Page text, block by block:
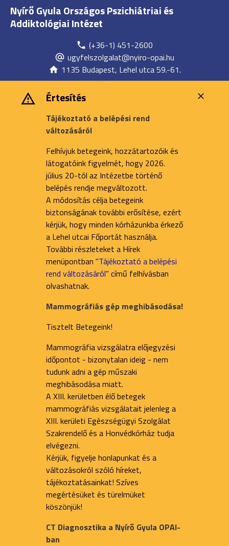
Nyírő Gyula Országos Pszichiátriai és
Addiktológiai Intézet
(+36-1) 451-2600
ugyfelszolgalat@nyiro-opai.hu
1135 Budapest, Lehel utca 59.-61.
Értesítés
Tájékoztató a belépési rend
változásáról
Felhívjuk betegeink, hozzátartozóik és
látogatóink figyelmét, hogy 2026.
július 20-tól az Intézetbe történő
belépés rendje megváltozott.
A módosítás célja betegeink
biztonságának további erősítése, ezért
kérjük, hogy minden kórházunkba érkező
a Lehel utcai Főportát használja.
További részleteket a Hírek
menüpontban "Tájékoztató a belépési
rend változásáról" című felhívásban
olvashatnak.
Mammográfiás gép meghibásodása!
Tisztelt Betegeink!
Mammográfia vizsgálatra előjegyzési
időpontot - bizonytalan ideig - nem
tudunk adni a gép műszaki
meghibásodása miatt.
A XIII. kerületben élő betegek
mammográfiás vizsgálatait jelenleg a
XIII. kerületi Egészségügyi Szolgálat
Szakrendelő és a Honvédkórház tudja
elvégezni.
Kérjük, figyelje honlapunkat és a
változásokról szóló híreket,
tájékoztatásainkat! Szíves
megértésüket és türelmüket
köszönjük!
CT Diagnosztika a Nyírő Gyula OPAI-
ban